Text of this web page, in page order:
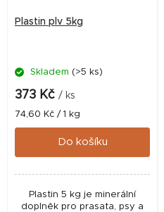
Plastin plv 5kg
Skladem (>5 ks)
373 Kč / ks
Měrná
cena:
74,60 Kč / 1 kg
Do košíku
Plastin 5 kg je minerální
doplněk pro prasata, psy a